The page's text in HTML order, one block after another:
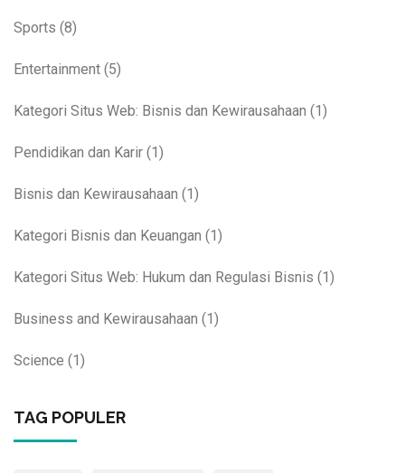
Sports (8)
Entertainment (5)
Kategori Situs Web: Bisnis dan Kewirausahaan (1)
Pendidikan dan Karir (1)
Bisnis dan Kewirausahaan (1)
Kategori Bisnis dan Keuangan (1)
Kategori Situs Web: Hukum dan Regulasi Bisnis (1)
Business and Kewirausahaan (1)
Science (1)
TAG POPULER